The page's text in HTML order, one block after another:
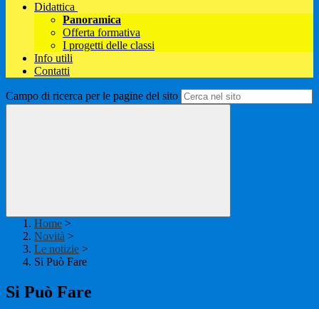
Didattica
Panoramica
Offerta formativa
I progetti delle classi
Info utili
Contatti
Campo di ricerca per le pagine del sito
Home >
Novità >
Le notizie >
Si Può Fare
Si Può Fare